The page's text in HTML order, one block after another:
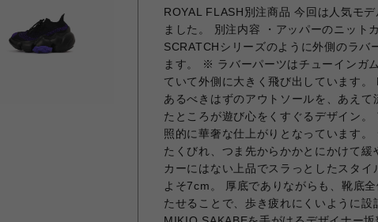
ROYAL FLASH別注商品 今回は人気モ
ました。 別注内容 ・アッパーのニット
SCRATCHシリーズのように外側のラバ
ます。 ※ ラバーパーツはチューインガ
ていて外側に大きく飛び出しています
あるべきはずのアウトソールを、あえ
たところが遊び心をくすぐるデザイン
照的に華奢な仕上がりとなっています
たくびれ、つま先からかかとにかけて
カーにはない上品でスラっとしたスタ
よそ7cm。 厚底でありながらも、靴底
たせることで、歩き疲れにくいように